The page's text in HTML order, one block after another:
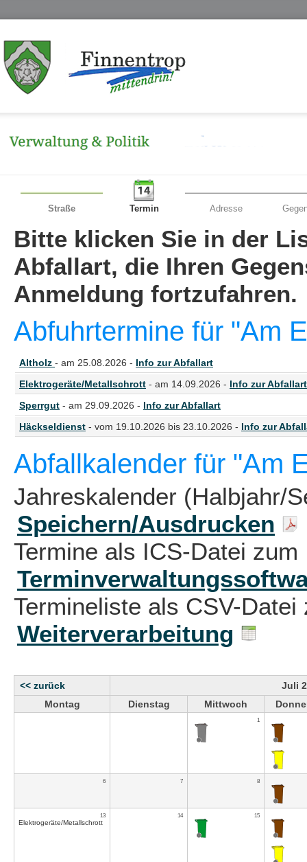
Straße Termin Adresse
Bitte klicken Sie in der
Abfallart, die Ihren
Anmeldung fortzufahren.
Abfuhrtermine für "Am
Altholz - am 25.08.2026 - Info zur Abfallart
Elektrogeräte/Metallschrott - am 14.09.2026 - Info zur Abfallart
Sperrgut - am 29.09.2026 - Info zur Abfallart
Häckseldienst - vom 19.10.2026 bis 23.10.2026 - Info zur
Abfallkalender für "Am
Jahreskalender (Halbjahr/
Speichern/Ausdrucken
Termine als ICS-Datei zum
Termineliste als CSV-
Weiterverarbeitung
<< zurück
Juli
Montag
Dienstag Mittwoch
1
6 7 8
13
Elektrogeräte/Metallschrott
14 15